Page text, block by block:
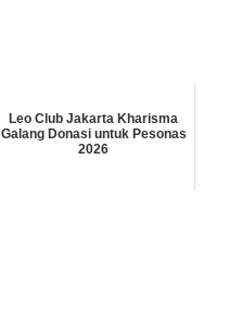
Leo Club Jakarta Kharisma
Galang Donasi untuk Pesonas
2026